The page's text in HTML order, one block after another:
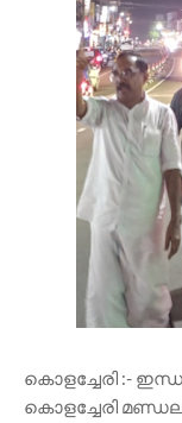
കൊളച്ചേരി :-
കൊളച്ചേരി